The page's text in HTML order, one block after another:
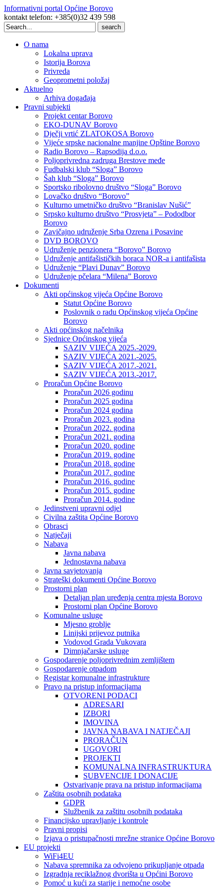
Informativni portal Općine Borovo
kontakt telefon: +385(0)32 439 598
Search
for:
O nama
Lokalna uprava
Istorija Borova
Privreda
Geoprometni položaj
Aktuelno
Arhiva događaja
Pravni subjekti
Projekt centar Borovo
EKO-DUNAV Borovo
Dječji vrtić ZLATOKOSA Borovo
Vijeće srpske nacionalne manjine Opštine Borovo
Radio Borovo – Rapsodija d.o.o.
Poljoprivredna zadruga Brestove međe
Fudbalski klub “Sloga” Borovo
Šah klub “Sloga” Borovo
Sportsko ribolovno društvo “Sloga” Borovo
Lovačko društvo “Borovo”
Kulturno umetničko društvo “Branislav Nušić”
Srpsko kulturno društvo “Prosvjeta” – Pododbor
Borovo
Zavičajno udruženje Srba Ozrena i Posavine
DVD BOROVO
Udruženje penzionera “Borovo” Borovo
Udruženje antifašističkih boraca NOR-a i antifašista
Udruženje “Plavi Dunav” Borovo
Udruženje pčelara “Milena” Borovo
Dokumenti
Akti općinskog vijeća Općine Borovo
Statut Općine Borovo
Poslovnik o radu Općinskog vijeća Općine
Borovo
Akti općinskog načelnika
Sjednice Općinskog vijeća
SAZIV VIJEĆA 2025.-2029.
SAZIV VIJEĆA 2021.-2025.
SAZIV VIJEĆA 2017.-2021.
SAZIV VIJEĆA 2013.-2017.
Proračun Općine Borovo
Proračun 2026 godinu
Proračun 2025 godina
Proračun 2024 godina
Proračun 2023. godina
Proračun 2022. godina
Proračun 2021. godina
Proračun 2020. godine
Proračun 2019. godine
Proračun 2018. godine
Proračun 2017. godine
Proračun 2016. godine
Proračun 2015. godine
Proračun 2014. godine
Jedinstveni upravni odjel
Civilna zaštita Općine Borovo
Obrasci
Natječaji
Nabava
Javna nabava
Jednostavna nabava
Javna savjetovanja
Strateški dokumenti Općine Borovo
Prostorni plan
Detaljan plan uređenja centra mjesta Borovo
Prostorni plan Općine Borovo
Komunalne usluge
Mjesno groblje
Linijski prijevoz putnika
Vodovod Grada Vukovara
Dimnjačarske usluge
Gospodarenje poljoprivrednim zemljištem
Gospodarenje otpadom
Registar komunalne infrastrukture
Pravo na pristup informacijama
OTVORENI PODACI
ADRESARI
IZBORI
IMOVINA
JAVNA NABAVA I NATJEČAJI
PRORAČUN
UGOVORI
PROJEKTI
KOMUNALNA INFRASTRUKTURA
SUBVENCIJE I DONACIJE
Ostvarivanje prava na pristup informacijama
Zaštita osobnih podataka
GDPR
Službenik za zaštitu osobnih podataka
Financijsko upravljanje i kontrole
Pravni propisi
Izjava o pristupačnosti mrežne stranice Općine Borovo
EU projekti
WiFi4EU
Nabava spremnika za odvojeno prikupljanje otpada
Izgradnja reciklažnog dvorišta u Općini Borovo
Pomoć u kući za starije i nemoćne osobe